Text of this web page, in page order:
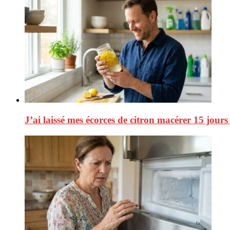
J’ai laissé mes écorces de citron macérer 15